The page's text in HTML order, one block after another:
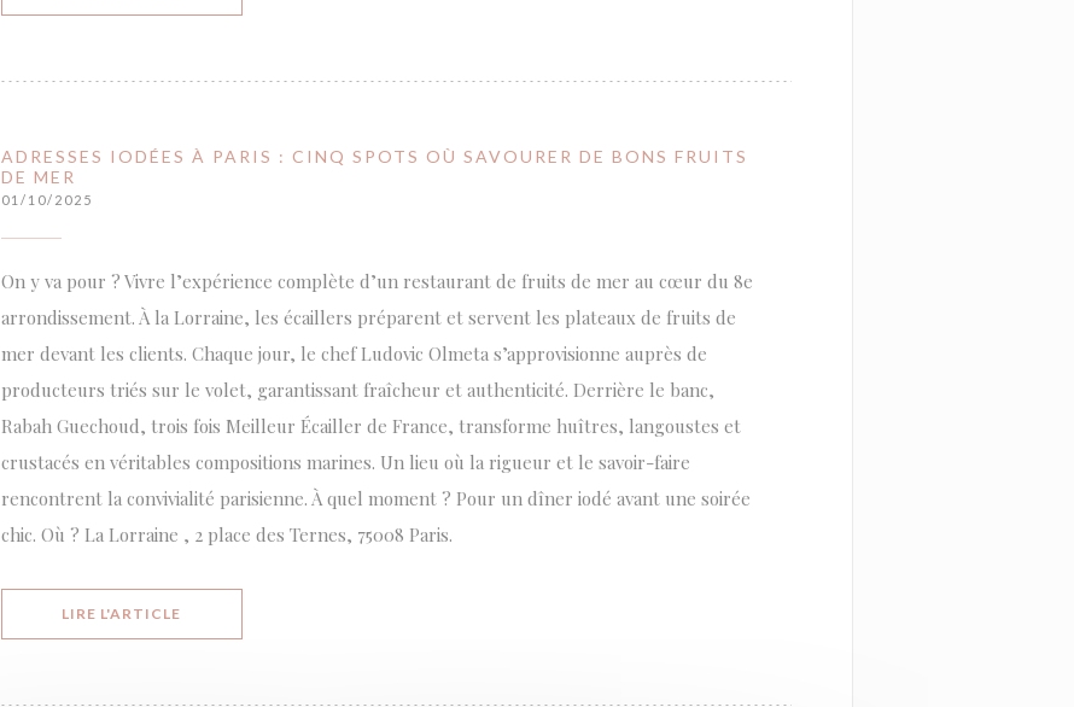
ADRESSES IODÉES À PARIS : CINQ SPOTS OÙ SAVOURER DE BONS FRUITS
DE MER
01/10/2025
On y va pour ? Vivre l’expérience complète d’un restaurant de fruits de mer au cœur du 8e
arrondissement. À la Lorraine, les écaillers préparent et servent les plateaux de fruits de
mer devant les clients. Chaque jour, le chef Ludovic Olmeta s’approvisionne auprès de
producteurs triés sur le volet, garantissant fraîcheur et authenticité. Derrière le banc,
Rabah Guechoud, trois fois Meilleur Écailler de France, transforme huîtres, langoustes et
crustacés en véritables compositions marines. Un lieu où la rigueur et le savoir-faire
rencontrent la convivialité parisienne. À quel moment ? Pour un dîner iodé avant une soirée
chic. Où ? La Lorraine , 2 place des Ternes, 75008 Paris.
LIRE L'ARTICLE